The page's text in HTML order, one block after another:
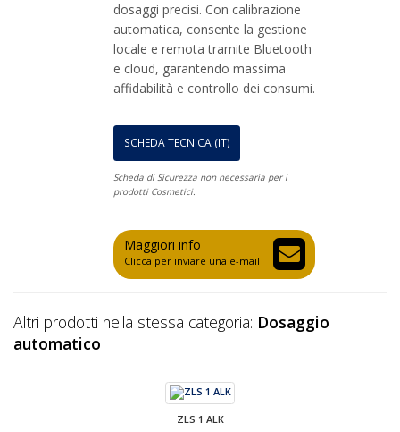
dosaggi precisi. Con calibrazione
automatica, consente la gestione
locale e remota tramite Bluetooth
e cloud, garantendo massima
affidabilità e controllo dei consumi.
SCHEDA TECNICA (IT)
Scheda di Sicurezza non necessaria per i
prodotti Cosmetici.
Maggiori info
Clicca per inviare una e-mail
Altri prodotti nella stessa categoria: Dosaggio
automatico
ZLS 1 ALK